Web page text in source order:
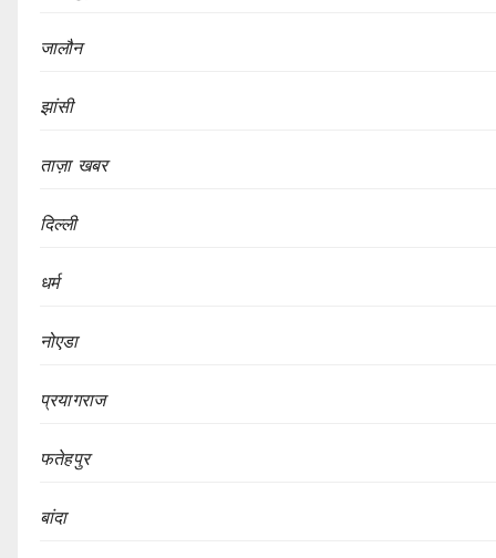
जालौन
झांसी
ताज़ा खबर
दिल्ली
धर्म
नोएडा
प्रयागराज
फतेहपुर
बांदा